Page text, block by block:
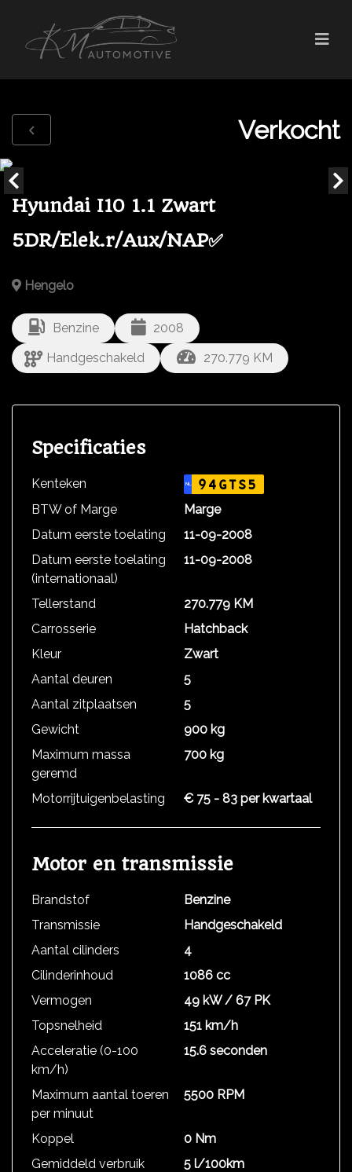
Verkocht
Hyundai I10 1.1 Zwart
5DR/Elek.r/Aux/NAP✅
Hengelo
Benzine
2008
Handgeschakeld
270.779 KM
Specificaties
Kenteken NL 94GTS5
BTW of Marge
Marge
Datum eerste toelating
11-09-2008
Datum eerste toelating
(internationaal)
11-09-2008
Tellerstand
270.779 KM
Carrosserie
Hatchback
Kleur
Zwart
Aantal deuren
5
Aantal zitplaatsen
5
Gewicht
900 kg
Maximum massa
geremd
700 kg
Motorrijtuigenbelasting € 75 - 83 per kwartaal
Motor en transmissie
Brandstof
Benzine
Transmissie
Handgeschakeld
Aantal cilinders
4
Cilinderinhoud
1086 cc
Vermogen
49 kW / 67 PK
Topsnelheid
151 km/h
Acceleratie (0-100
km/h)
15.6 seconden
Maximum aantal toeren
per minuut
5500 RPM
Koppel
0 Nm
Gemiddeld verbruik
5 l/100km